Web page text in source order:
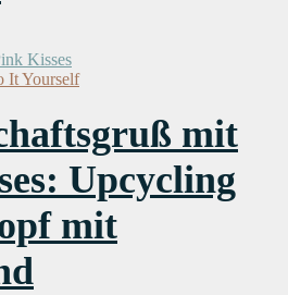
It Yourself
mit
Upcycling
mit